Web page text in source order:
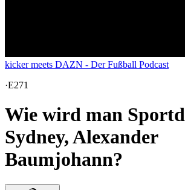
kicker meets DAZN - Der Fußball Podcast
·E271
Wie wird man
Sydney, Alexander
Baumjohann?